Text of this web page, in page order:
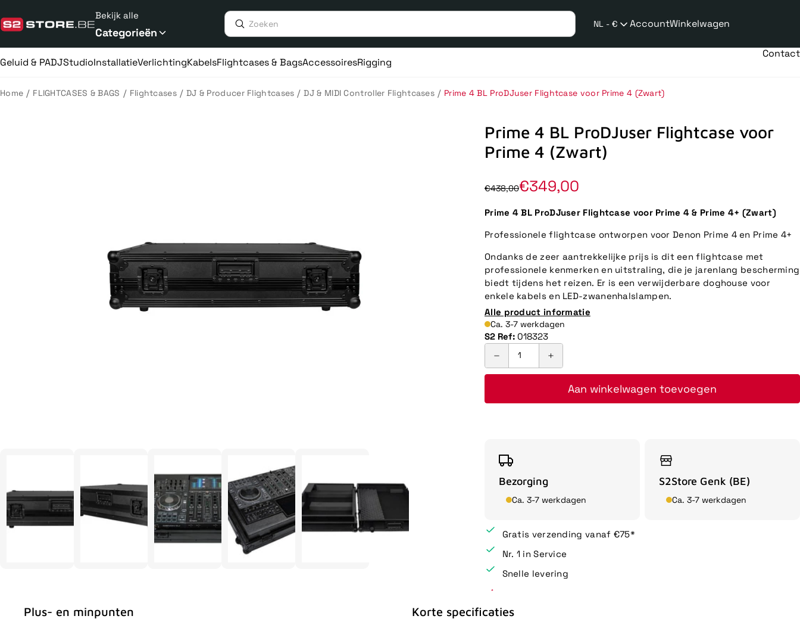
naar
de
Bekijk alle
Categorieën
NL - €
taalwijziging
AccountWinkelwagen
Geluid & PADJStudioInstallatieVerlichtingKabelsFlightcases & BagsAccessoiresRigging
Contact
Home / FLIGHTCASES & BAGS / Flightcases / DJ & Producer Flightcases / DJ & MIDI Controller Flightcases / Prime 4 BL ProDJuser Flightcase voor Prime 4 (Zwart)
Prime 4 BL ProDJuser Flightcase voor
Prime 4 (Zwart)
€438,00€349,00
Prime 4 BL ProDJuser Flightcase voor Prime 4 & Prime 4+ (Zwart)
Professionele flightcase ontworpen voor Denon Prime 4 en Prime 4+
Ondanks de zeer aantrekkelijke prijs is dit een flightcase met
professionele kenmerken en uitstraling, die je jarenlang bescherming
biedt tijdens het reizen. Er is een verwijderbare doghouse voor
enkele kabels en LED-zwanenhalslampen.
Alle product informatie
Ca. 3-7 werkdagen
S2 Ref: 018323
Aan winkelwagen toevoegen
Bezorging
Ca. 3-7 werkdagen
S2Store Genk (BE)
Ca. 3-7 werkdagen
Gratis verzending vanaf €75*
Nr. 1 in Service
Snelle levering
Plus- en minpunten
Korte specificaties